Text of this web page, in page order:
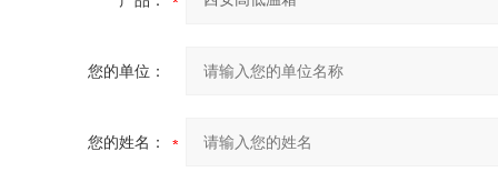
您的单位：
您的姓名：